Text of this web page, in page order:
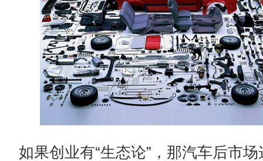
如果创业有“生态论”，那汽车后市